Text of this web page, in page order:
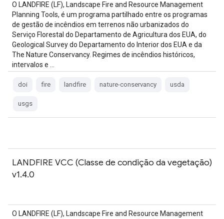
O LANDFIRE (LF), Landscape Fire and Resource Management
Planning Tools, é um programa partilhado entre os programas
de gestão de incêndios em terrenos não urbanizados do
Serviço Florestal do Departamento de Agricultura dos EUA, do
Geological Survey do Departamento do Interior dos EUA e da
The Nature Conservancy. Regimes de incêndios históricos,
intervalos e …
doi fire landfire nature-conservancy usda
usgs
LANDFIRE VCC (Classe de condição da vegetação)
v1.4.0
O LANDFIRE (LF), Landscape Fire and Resource Management